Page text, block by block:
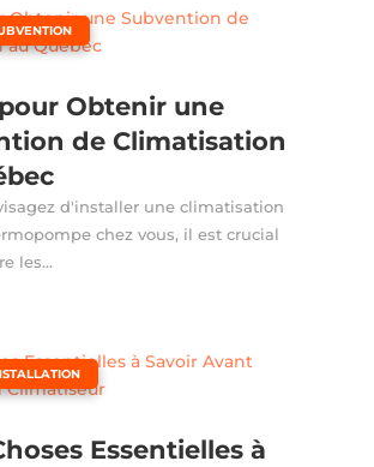
Obtenir une
de Climatisation
d'installer une climatisation
chez vous, il est crucial
les...
Essentielles à